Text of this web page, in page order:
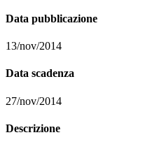
Data pubblicazione
13/nov/2014
Data scadenza
27/nov/2014
Descrizione